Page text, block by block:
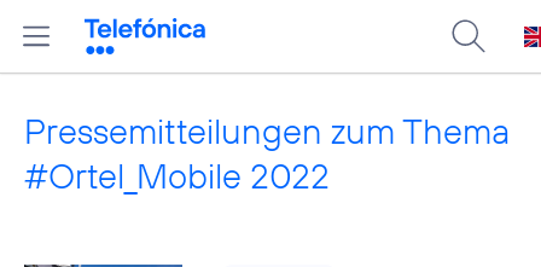
Pressemitteilungen zum Thema
#Ortel_Mobile 2022